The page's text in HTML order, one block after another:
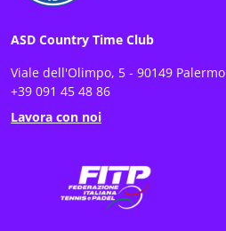
ASD Country Time Club
Viale dell'Olimpo, 5 - 90149 Palermo
+39 091 45 48 86
Lavora con noi